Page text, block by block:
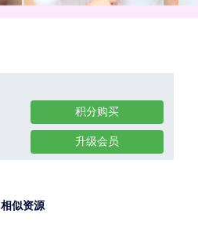
积分购买
升级会员
相似资源